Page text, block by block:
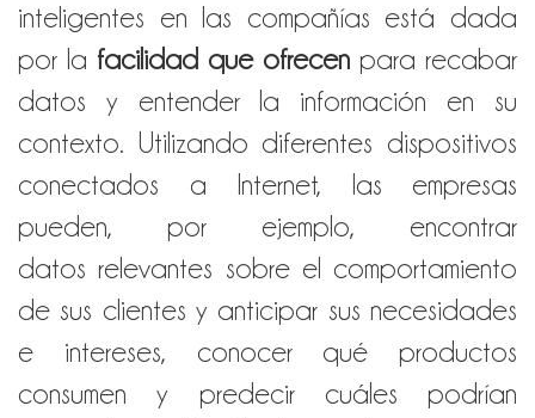
inteligentes en las compañías está dada
por la facilidad que ofrecen para recabar
datos y entender la información en su
contexto. Utilizando diferentes dispositivos
conectados a Internet, las empresas
pueden, por ejemplo, encontrar
datos relevantes sobre el comportamiento
de sus clientes y anticipar sus necesidades
e intereses, conocer qué productos
consumen y predecir cuáles podrían